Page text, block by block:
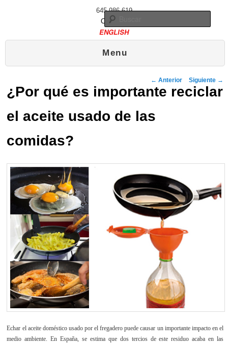
645 986 619
Contacto
ENGLISH
Menu
Navegador de artículos
← Anterior Siguiente →
¿Por qué es importante reciclar
el aceite usado de las
comidas?
Echar el aceite doméstico usado por el fregadero puede causar un importante impacto en el
medio ambiente. En España, se estima que dos tercios de este residuo acaba en las